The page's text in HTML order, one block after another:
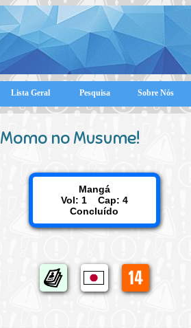
Lista Geral Pesquisa Sobre Nós
Momo no Musume!
Mangá
Vol: 1 Cap: 4
Concluído